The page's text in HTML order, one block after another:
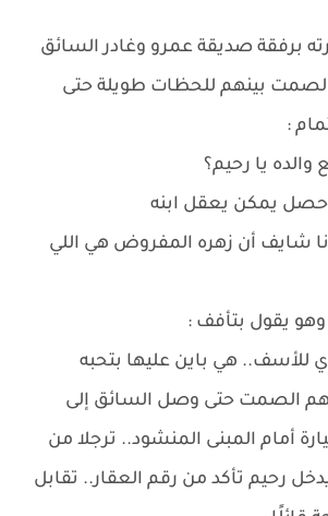
برفقة صديقة عمرو وغادر السائق
بينهم للحظات طويلة حتى
:
يا رحيم؟
حصل يمكن يعقل ابنه
شايف أن زهره المفروض هي اللي
وهو يقول بتأفف :
هي باين عليها بتحبه
الصمت حتى وصل السائق إلى
أمام المبنى المنشود.. ترجلا من
رحيم تأكد من رقم العقار.. تقابل